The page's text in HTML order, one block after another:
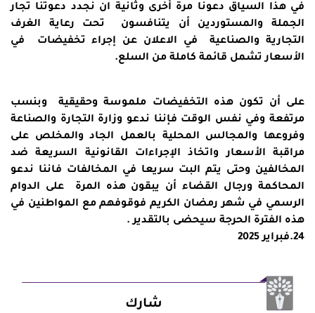
في هذا السياق دعونا مرة أخرى وثانية ان نجدد دعوتنا تجار
الجملة والمستوردين أن يتنافسون تحت رعاية الغرف
التجارية والصناعية في الاعلان عن إجراء تخفيضات في
الأسعار تشمل قائمة كاملة من السلع.
على أن تكون هذه التخفيضات ملموسة وحقيقية وبنسب
مرتفعة وفي نفس الوقت فإننا ندعو وزارة التجارة والصناعة
وفروعها والمجالس المحلية بالعمل الجاد والمخلص على
مراقبة الأسعار واتخاذ الإجراءات القانونية السريعة ضد
المخالفين وحتى يتم البت سريعا في المخالفات فاننا ندعو
المحاكمة ورجال القضاء أن يبقون هذه المرة على الدوام
الرسمي في شهر رمضان الكريم فوقوفهم مع المواطنين في
هذه الفترة الحرجة سيحضى بالتقدير .
24.فبراير 2025
شارك